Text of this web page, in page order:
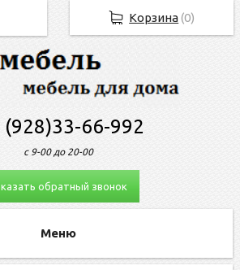
(928)33-66-992
с 9-00 до 20-00
обратный звонок
Корзина(0)